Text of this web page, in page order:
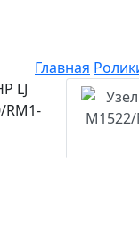
Главная